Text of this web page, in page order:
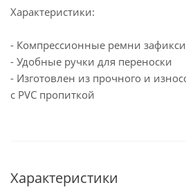
Характеристики:
- Компрессионные ремни
- Удобные ручки для переноски
- Изготовлен из прочного и
с PVC пропиткой
Характеристики